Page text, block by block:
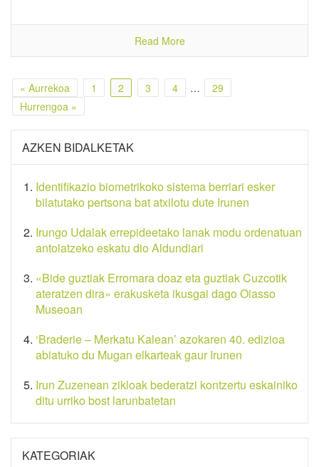
Read More
« Aurrekoa 1 2 3 4 …
29
Hurrengoa »
AZKEN BIDALKETAK
Identifikazio biometrikoko sistema berriari esker
bilatutako pertsona bat atxilotu dute Irunen
Irungo Udalak errepideetako lanak modu ordenatuan
antolatzeko eskatu dio Aldundiari
«Bide guztiak Erromara doaz eta guztiak Cuzcotik
ateratzen dira» erakusketa ikusgai dago Oiasso
Museoan
‘Braderie – Merkatu Kalean’ azokaren 40. edizioa
abiatuko du Mugan elkarteak gaur Irunen
Irun Zuzenean zikloak bederatzi kontzertu eskainiko
ditu urriko bost larunbatetan
KATEGORIAK